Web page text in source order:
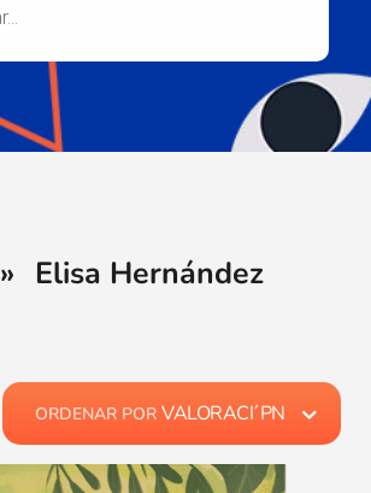
» Elisa Hernández
ORDENAR PORVALORACI´PN